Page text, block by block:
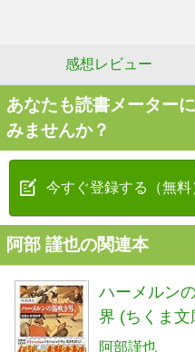
感想レビュー
あなたも読書メーター
みませんか？
今すぐ登録する（無料
阿部 謹也の関連本
ハーメルン
界 (ちくま文
阿部謹也